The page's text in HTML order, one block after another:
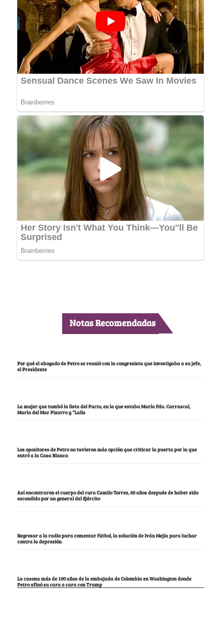
Notas Recomendadas
Por qué el abogado de Petro se reunió con la congresista que investigaba a su jefe,
el Presidente
La mujer que tumbó la lista del Pacto, en la que estaba María Fda. Carrascal,
María del Mar Pizarro y “Lalis
Los opositores de Petro no tuvieron más opción que criticar la puerta por la que
entró a la Casa Blanca
Así encontraron el cuerpo del cura Camilo Torres, 60 años después de haber sido
escondido por un general del Ejército
Regresar a la radio para comentar fútbol, la solución de Iván Mejía para luchar
contra la depresión
La casona más de 100 años de la embajada de Colombia en Washington donde
Petro afinó su cara a cara con Trump